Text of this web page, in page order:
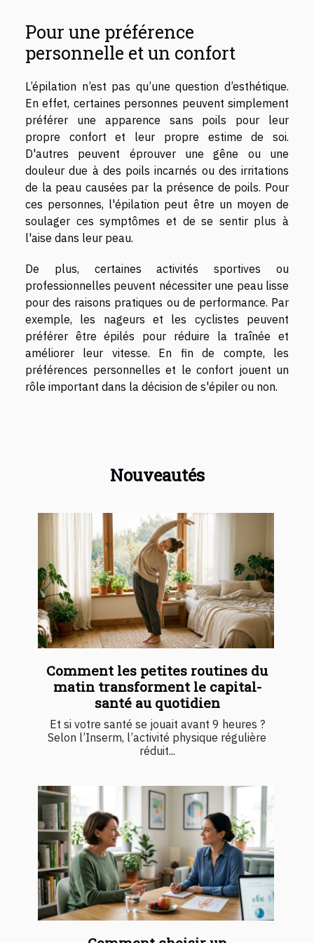
Pour une préférence
personnelle et un confort
L’épilation n’est pas qu’une question d’esthétique.
En effet, certaines personnes peuvent simplement
préférer une apparence sans poils pour leur
propre confort et leur propre estime de soi.
D'autres peuvent éprouver une gêne ou une
douleur due à des poils incarnés ou des irritations
de la peau causées par la présence de poils. Pour
ces personnes, l'épilation peut être un moyen de
soulager ces symptômes et de se sentir plus à
l'aise dans leur peau.
De plus, certaines activités sportives ou
professionnelles peuvent nécessiter une peau lisse
pour des raisons pratiques ou de performance. Par
exemple, les nageurs et les cyclistes peuvent
préférer être épilés pour réduire la traînée et
améliorer leur vitesse. En fin de compte, les
préférences personnelles et le confort jouent un
rôle important dans la décision de s'épiler ou non.
Nouveautés
Comment les petites routines du
matin transforment le capital-
santé au quotidien
Et si votre santé se jouait avant 9 heures ?
Selon l’Inserm, l’activité physique régulière
réduit...